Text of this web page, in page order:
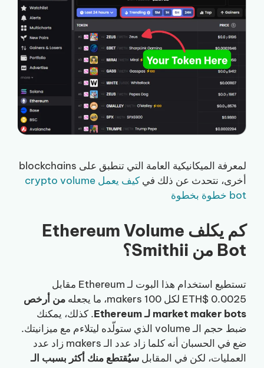
لمعرفة الميكانيكية العامة التي تنطبق على blockchains
أخرى، نتحدث عن ذلك في
كيف يعمل crypto volume
bot خطوة بخطوة
كم يكلف Ethereum Volume
Bot من Smithii؟
تستطيع استخدام هذا البوت لـ Ethereum مقابل
0.0025 $ETH لكل 100 makers، ما يجعله
من أرخص
market maker bots لـ Ethereum
. كذلك، يمكنك
ضبط حجم الـ volume الذي ستولّده ليتلاءم مع ميزانيتك.
ضع في الحسبان أنه كلما زاد عدد الـ makers زاد عدد
العمليات، لكن في المقابل سيُقتطع منك أكثر بسبب الـ